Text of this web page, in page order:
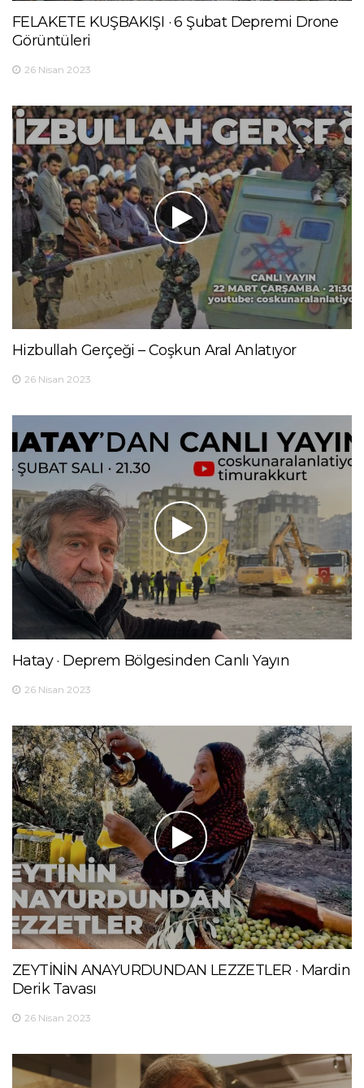
FELAKETE KUŞBAKIŞI · 6 Şubat Depremi Drone
Görüntüleri
26 Nisan 2023
Hizbullah Gerçeği – Coşkun Aral Anlatıyor
26 Nisan 2023
Hatay · Deprem Bölgesinden Canlı Yayın
26 Nisan 2023
ZEYTİNİN ANAYURDUNDAN LEZZETLER · Mardin
Derik Tavası
26 Nisan 2023